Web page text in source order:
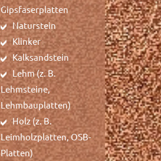
Gipsfaserplatten
Naturstein
Klinker
Kalksandstein
Lehm (z. B.
Lehmsteine,
Lehmbauplatten)
Holz (z. B.
Leimholzplatten, OSB-
Platten)